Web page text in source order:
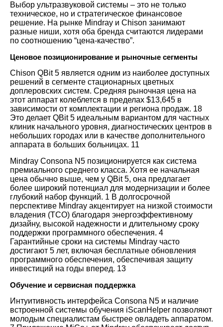
Выбор ультразвуковой системы – это не только
техническое, но и стратегическое финансовое
решение. На рынке Mindray и Chison занимают
разные ниши, хотя оба бренда считаются лидерами
по соотношению “цена-качество”.
Ценовое позиционирование и рыночные сегменты
Chison QBit 5 является одним из наиболее доступных
решений в сегменте стационарных цветных
доплеровских систем. Средняя рыночная цена на
этот аппарат колеблется в пределах $13,645 в
зависимости от комплектации и региона продаж. 18
Это делает QBit 5 идеальным вариантом для частных
клиник начального уровня, диагностических центров в
небольших городах или в качестве дополнительного
аппарата в больших больницах. 11
Mindray Consona N5 позиционируется как система
премиального среднего класса. Хотя ее начальная
цена обычно выше, чем у QBit 5, она предлагает
более широкий потенциал для модернизации и более
глубокий набор функций. 1 В долгосрочной
перспективе Mindray акцентирует на низкой стоимости
владения (TCO) благодаря энергоэффективному
дизайну, высокой надежности и длительному сроку
поддержки программного обеспечения. 4
Гарантийные сроки на системы Mindray часто
достигают 5 лет, включая бесплатные обновления
программного обеспечения, обеспечивая защиту
инвестиций на годы вперед. 13
Обучение и сервисная поддержка
Интуитивность интерфейса Consona N5 и наличие
встроенной системы обучения iScanHelper позволяют
молодым специалистам быстрее овладеть аппаратом.